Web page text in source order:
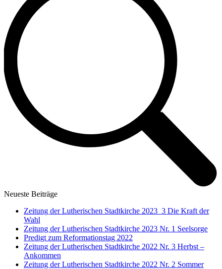
Neueste Beiträge
Zeitung der Lutherischen Stadtkirche 2023_3 Die Kraft der
Wahl
Zeitung der Lutherischen Stadtkirche 2023 Nr. 1 Seelsorge
Predigt zum Reformationstag 2022
Zeitung der Lutherischen Stadtkirche 2022 Nr. 3 Herbst –
Ankommen
Zeitung der Lutherischen Stadtkirche 2022 Nr. 2 Sommer